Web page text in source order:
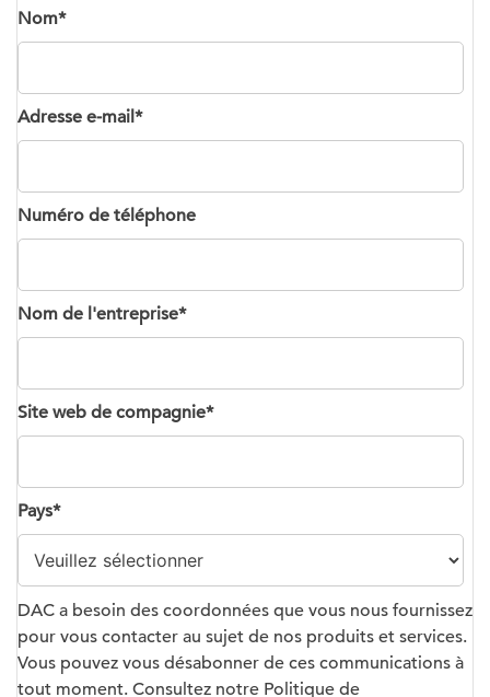
Nom*
Adresse e-mail*
Numéro de téléphone
Nom de l'entreprise*
Site web de compagnie*
Pays*
DAC a besoin des coordonnées que vous nous fournissez
pour vous contacter au sujet de nos produits et services.
Vous pouvez vous désabonner de ces communications à
tout moment. Consultez notre Politique de